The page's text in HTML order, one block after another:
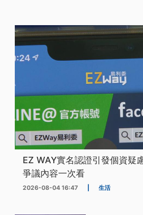
EZ WAY實名認證引發個資疑
爭議內容一次看
2026-08-04 16:47 生活